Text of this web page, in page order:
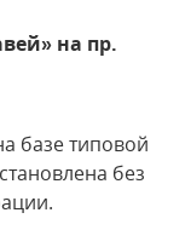
на пр.
базе типовой
без